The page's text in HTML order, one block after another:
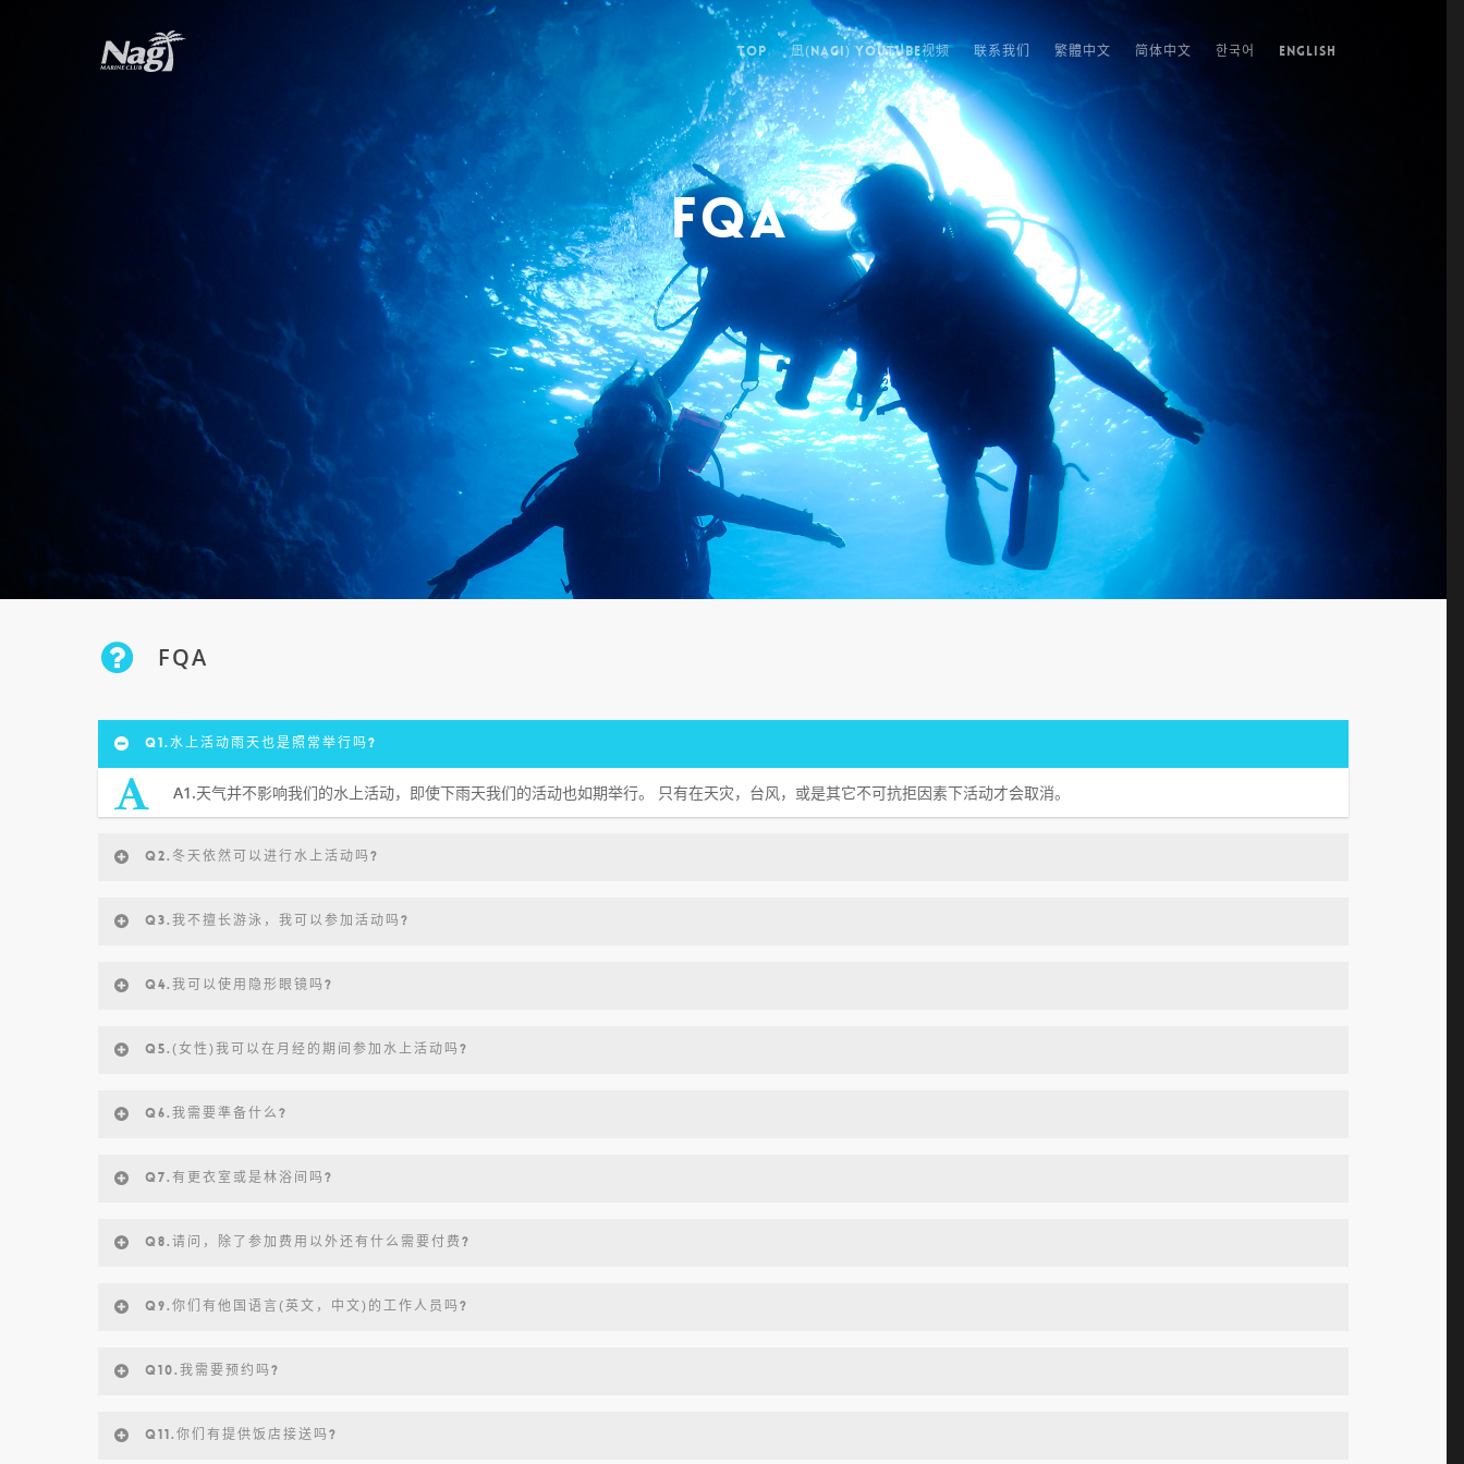
TOP 凪(NAGI) YOUTUBE视频 联系我们 繁體中文 简体中文 한국어 ENGLISH
FQA
FQA
Q1.水上活动雨天也是照常举行吗?
A1.天气并不影响我们的水上活动，即使下雨天我们的活动也如期举行。 只有在天灾，台风，或是其它不可抗拒因素下活动才会取消。
Q2.冬天依然可以进行水上活动吗?
Q3.我不擅长游泳，我可以参加活动吗?
Q4.我可以使用隐形眼镜吗?
Q5.(女性)我可以在月经的期间参加水上活动吗?
Q6.我需要準备什么?
Q7.有更衣室或是林浴间吗?
Q8.请问，除了参加费用以外还有什么需要付费?
Q9.你们有他国语言(英文，中文)的工作人员吗?
Q10.我需要预约吗?
Q11.你们有提供饭店接送吗?